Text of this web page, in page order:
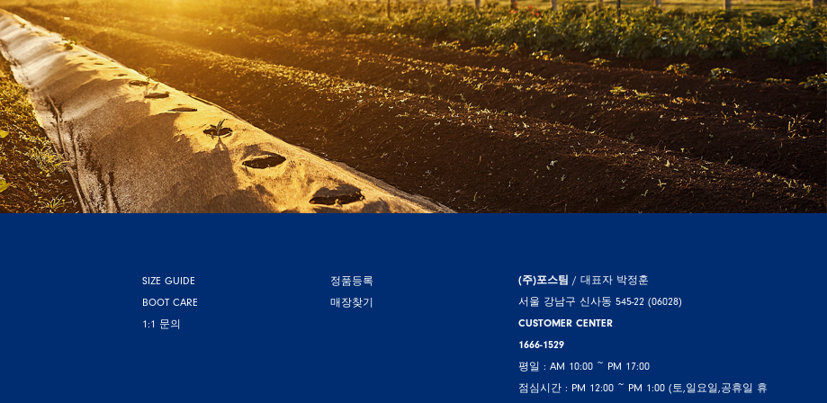
SIZE GUIDE
BOOT CARE
1:1 문의
정품등록
매장찾기
(주)포스팀 / 대표자 박정훈
서울 강남구 신사동 545-22 (06028)
CUSTOMER CENTER
1666-1529
평일 : AM 10:00 ~ PM 17:00
점심시간 : PM 12:00 ~ PM 1:00 (토,일요일,공휴일 휴